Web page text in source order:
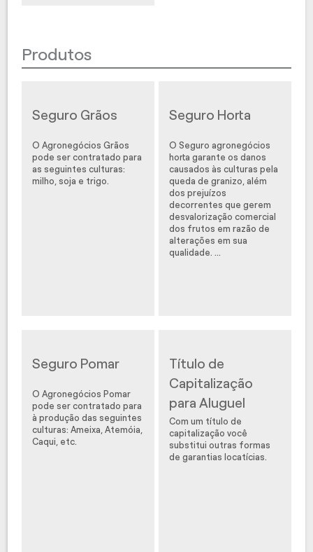
Produtos
Seguro Grãos
O Agronegócios Grãos
pode ser contratado para
as seguintes culturas:
milho, soja e trigo.
Seguro Horta
O Seguro agronegócios
horta garante os danos
causados às culturas pela
queda de granizo, além
dos prejuízos
decorrentes que gerem
desvalorização comercial
dos frutos em razão de
alterações em sua
qualidade. ...
Seguro Pomar
O Agronegócios Pomar
pode ser contratado para
à produção das seguintes
culturas: Ameixa, Atemóia,
Caqui, etc.
Título de
Capitalização
para Aluguel
Com um título de
capitalização você
substitui outras formas
de garantias locatícias.